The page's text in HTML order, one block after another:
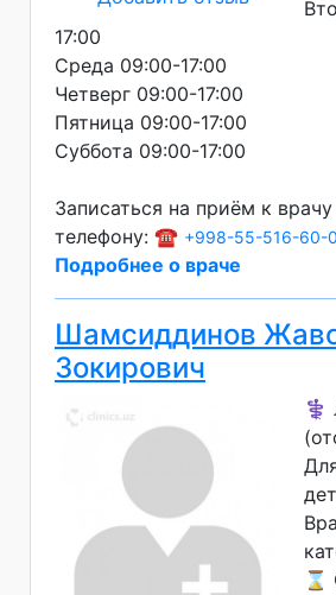
17:00
Среда 09:00-17:00
Четверг 09:00-17:00
Пятница 09:00-17:00
Суббота 09:00-17:00
Записаться на приём к
телефону: ☎️ +998-55-516-60-
Подробнее о враче
Шамсиддинов
Зокирович
⚕️
⌛